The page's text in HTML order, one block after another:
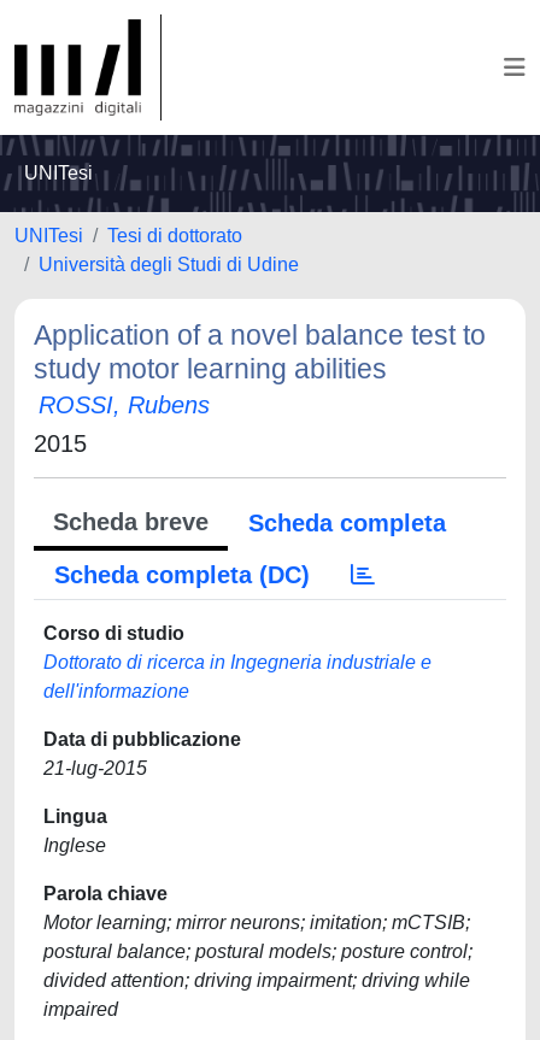
UNITesi
UNITesi
Tesi di dottorato
Università degli Studi di Udine
Application of a novel balance test to
study motor learning abilities
ROSSI, Rubens
2015
Scheda breve
Scheda completa
Scheda completa (DC)
Corso di studio
Dottorato di ricerca in Ingegneria industriale e
dell'informazione
Data di pubblicazione
21-lug-2015
Lingua
Inglese
Parola chiave
Motor learning; mirror neurons; imitation; mCTSIB;
postural balance; postural models; posture control;
divided attention; driving impairment; driving while
impaired